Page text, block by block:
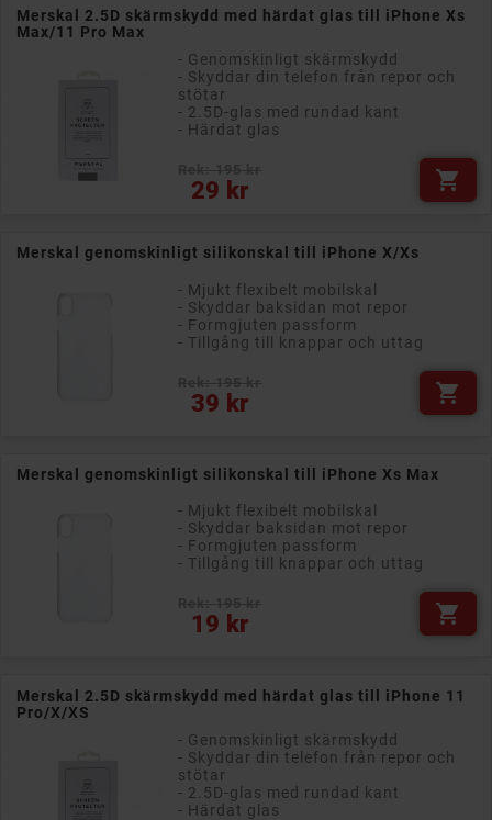
Merskal 2.5D skärmskydd med härdat glas till iPhone Xs
Max/11 Pro Max
- Genomskinligt skärmskydd
- Skyddar din telefon från repor och
stötar
- 2.5D-glas med rundad kant
- Härdat glas
29 kr
Pris 
Merskal genomskinligt silikonskal till iPhone X/Xs
- Mjukt flexibelt mobilskal
- Skyddar baksidan mot repor
- Formgjuten passform
- Tillgång till knappar och uttag
39 kr
Pris 
Merskal genomskinligt silikonskal till iPhone Xs Max
- Mjukt flexibelt mobilskal
- Skyddar baksidan mot repor
- Formgjuten passform
- Tillgång till knappar och uttag
19 kr
Pris 
Merskal 2.5D skärmskydd med härdat glas till iPhone 11
Pro/X/XS
- Genomskinligt skärmskydd
- Skyddar din telefon från repor och
stötar
- 2.5D-glas med rundad kant
- Härdat glas